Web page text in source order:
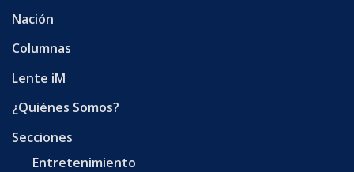
Nación
Columnas
Lente iM
¿Quiénes Somos?
Secciones
Entretenimiento